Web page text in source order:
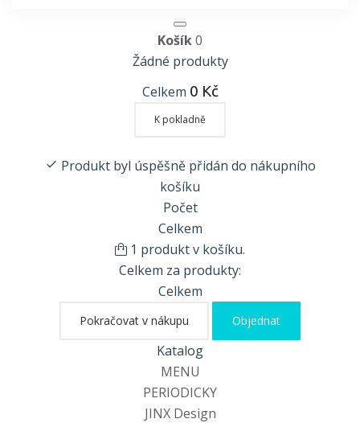
Košík0
Žádné produkty
Celkem 0 Kč
K pokladně
Produkt byl úspěšně přidán do nákupního
košíku
Počet
Celkem
1 produkt v košíku.
Celkem za produkty:
Celkem
Pokračovat v nákupu Objednat
Katalog
MENU
PERIODICKY
JINX Design